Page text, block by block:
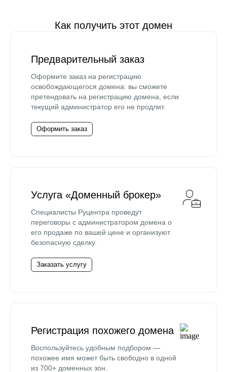
Как получить этот домен
Предварительный заказ
Оформите заказ на регистрацию
освобождающегося домена: вы сможете
претендовать на регистрацию домена, если
текущий администратор его не продлит.
Оформить заказ
Услуга «Доменный брокер»
Специалисты Руцентра проведут
переговоры с администратором домена о
его продаже по вашей цене и организуют
безопасную сделку.
Заказать услугу
Регистрация похожего домена
Воспользуйтесь удобным подбором —
похожее имя может быть свободно в одной
из 700+ доменных зон.